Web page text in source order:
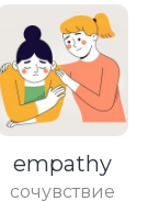
empathy
сочувствие